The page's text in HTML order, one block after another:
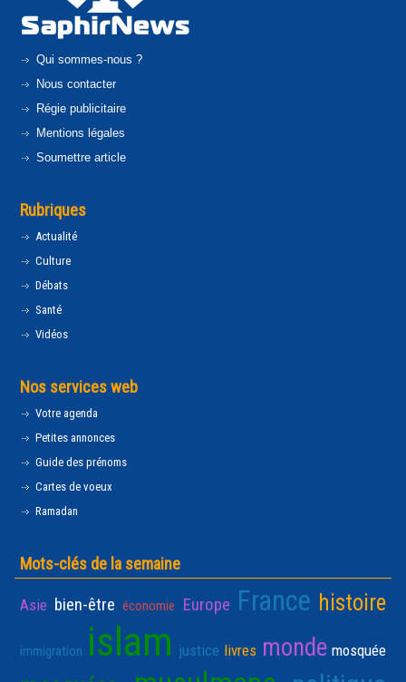
Qui sommes-nous ?
Nous contacter
Régie publicitaire
Mentions légales
Soumettre article
Rubriques
Actualité
Culture
Débats
Santé
Vidéos
Nos services web
Votre agenda
Petites annonces
Guide des prénoms
Cartes de voeux
Ramadan
Mots-clés de la semaine
Asie bien-être économie Europe France histoire
immigration islam justice livres monde mosquée